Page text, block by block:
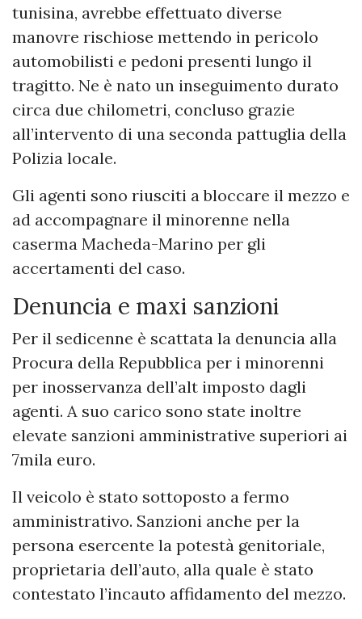
tunisina, avrebbe effettuato diverse
manovre rischiose mettendo in pericolo
automobilisti e pedoni presenti lungo il
tragitto. Ne è nato un inseguimento durato
circa due chilometri, concluso grazie
all’intervento di una seconda pattuglia della
Polizia locale.
Gli agenti sono riusciti a bloccare il mezzo e
ad accompagnare il minorenne nella
caserma Macheda-Marino per gli
accertamenti del caso.
Denuncia e maxi sanzioni
Per il sedicenne è scattata la denuncia alla
Procura della Repubblica per i minorenni
per inosservanza dell’alt imposto dagli
agenti. A suo carico sono state inoltre
elevate sanzioni amministrative superiori ai
7mila euro.
Il veicolo è stato sottoposto a fermo
amministrativo. Sanzioni anche per la
persona esercente la potestà genitoriale,
proprietaria dell’auto, alla quale è stato
contestato l’incauto affidamento del mezzo.